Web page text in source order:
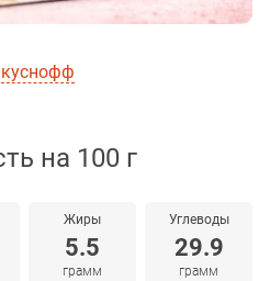
на 100 г
Жиры
5.5
грамм
Углеводы
29.9
грамм